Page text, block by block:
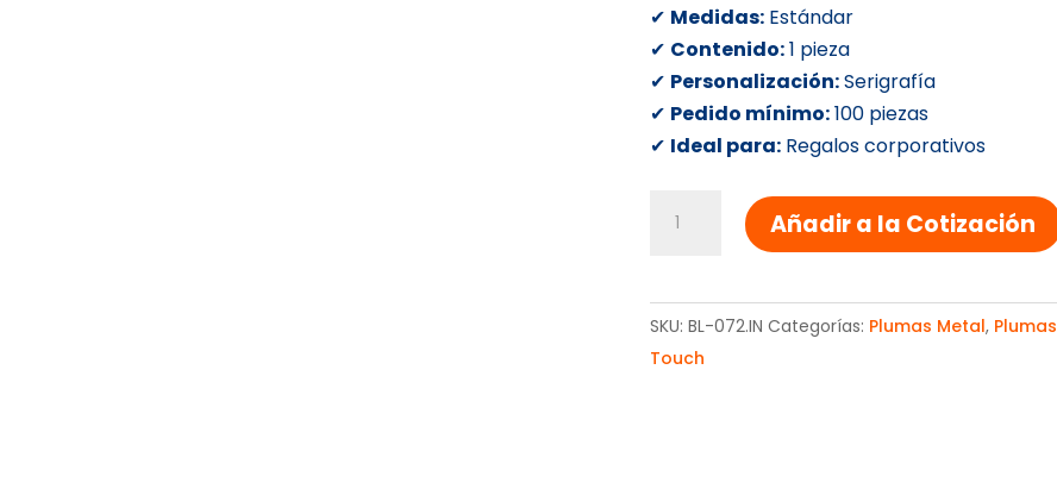
✔ Medidas: Estándar
✔ Contenido:1 pieza
✔ Personalización:Serigrafía
✔ Pedido mínimo:100 piezas
✔ Ideal para: Regalos corporativos
BOLIGRAFO
METALICO
cantidad
Añadir a la Cotización
SKU:BL-072.IN Categorías: Plumas Metal, Plumas
Touch